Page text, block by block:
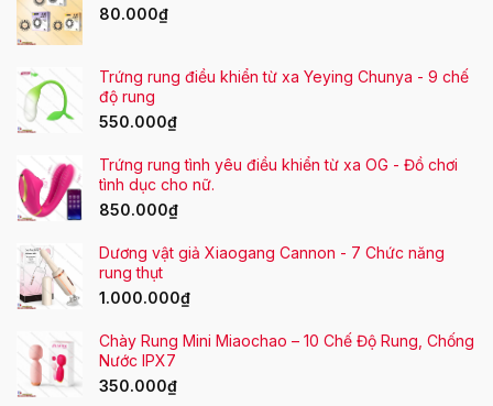
80.000₫
Trứng rung điều khiển từ xa Yeying Chunya - 9 chế
độ rung
550.000₫
Trứng rung tình yêu điều khiển từ xa OG - Đồ chơi
tình dục cho nữ.
850.000₫
Dương vật giả Xiaogang Cannon - 7 Chức năng
rung thụt
1.000.000₫
Chày Rung Mini Miaochao – 10 Chế Độ Rung, Chống
Nước IPX7
350.000₫